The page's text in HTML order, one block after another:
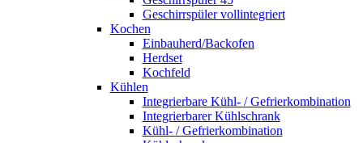
Geschirrspüler vollintegriert
Kochen
Einbauherd/Backofen
Herdset
Kochfeld
Kühlen
Integrierbare Kühl- / Gefrierkombination
Integrierbarer Kühlschrank
Kühl- / Gefrierkombination